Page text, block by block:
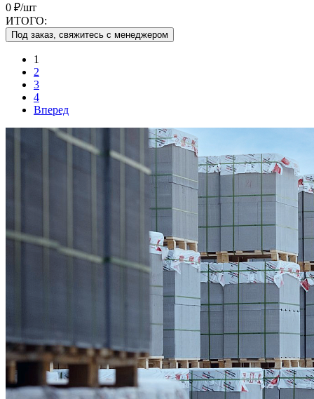
0 ₽/шт
ИТОГО:
Под заказ, свяжитесь с менеджером
1
2
3
4
Вперед